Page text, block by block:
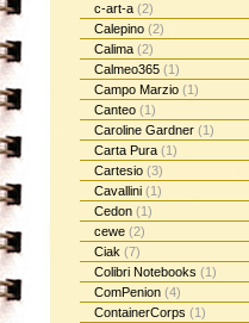
c-art-a (2)
Calepino (2)
Calima (2)
Calmeo365 (1)
Campo Marzio (1)
Canteo (1)
Caroline Gardner (1)
Carta Pura (1)
Cartesio (3)
Cavallini (1)
Cedon (1)
cewe (2)
Ciak (7)
Colibri Notebooks (1)
ComPenion (4)
ContainerCorps (1)